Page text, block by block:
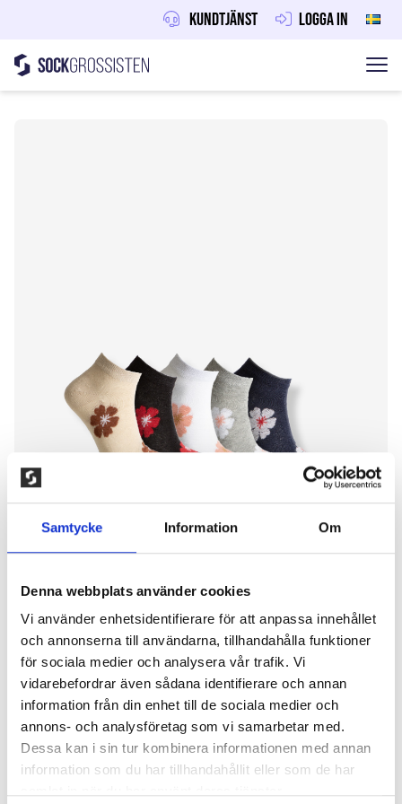
Samtycke Information Om
Denna webbplats använder cookies
Vi använder enhetsidentifierare för att anpassa innehållet
och annonserna till användarna, tillhandahålla funktioner
för sociala medier och analysera vår trafik. Vi
vidarebefordrar även sådana identifierare och annan
information från din enhet till de sociala medier och
annons- och analysföretag som vi samarbetar med.
Dessa kan i sin tur kombinera informationen med annan
information som du har tillhandahållit eller som de har
Kundtjänst Logga in
Hoppa till innehåll
Sockgrossisten
5-PACK BLOMMIGA
SNEAKERSTRUMPOR
150,00kr
Tunna strumpor med kortskaft i mjuk
bomullskvalitét. Elastisk strumpa som sitter skönt
på foten. 80% kammad bomull,15% polyamid, 5%